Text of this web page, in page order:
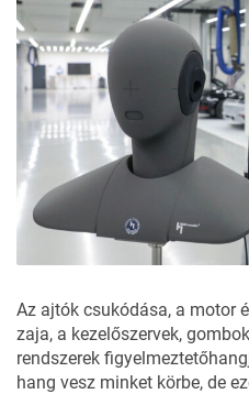
Az ajtók csukódása, a motor
zaja, a kezelőszervek,
rendszerek
hang vesz minket körbe, de